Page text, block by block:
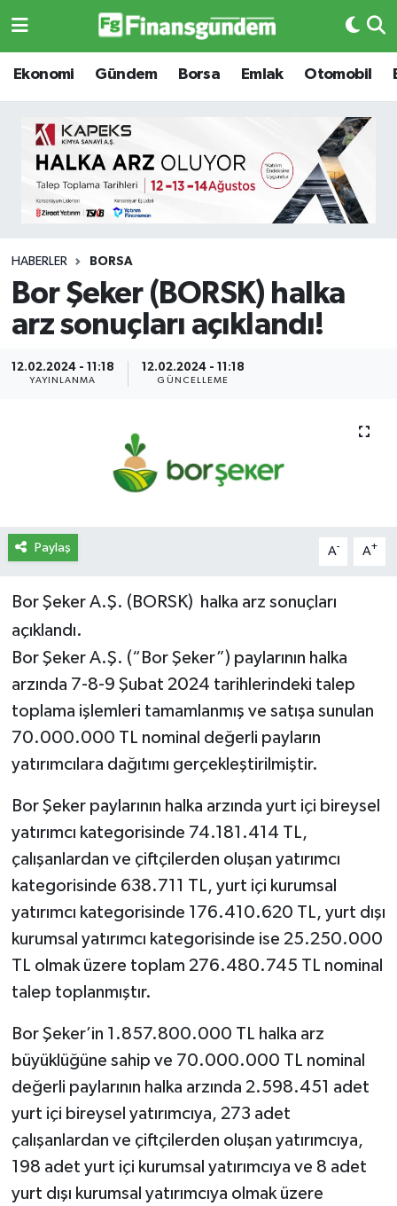
Ekonomi Gündem Borsa Emlak Otomobil
HABERLER BORSA
Bor Şeker (BORSK) halka
arz sonuçları açıklandı!
12.02.2024 - 11:18
YAYINLANMA
12.02.2024 - 11:18
GÜNCELLEME
Paylaş A- A+
Bor Şeker A.Ş. (BORSK) halka arz sonuçları
açıklandı.
Bor Şeker A.Ş. (“Bor Şeker”) paylarının halka
arzında 7-8-9 Şubat 2024 tarihlerindeki talep
toplama işlemleri tamamlanmış ve satışa sunulan
70.000.000 TL nominal değerli payların
yatırımcılara dağıtımı gerçekleştirilmiştir.
Bor Şeker paylarının halka arzında yurt içi bireysel
yatırımcı kategorisinde 74.181.414 TL,
çalışanlardan ve çiftçilerden oluşan yatırımcı
kategorisinde 638.711 TL, yurt içi kurumsal
yatırımcı kategorisinde 176.410.620 TL, yurt dışı
kurumsal yatırımcı kategorisinde ise 25.250.000
TL olmak üzere toplam 276.480.745 TL nominal
talep toplanmıştır.
Bor Şeker’in 1.857.800.000 TL halka arz
büyüklüğüne sahip ve 70.000.000 TL nominal
değerli paylarının halka arzında 2.598.451 adet
yurt içi bireysel yatırımcıya, 273 adet
çalışanlardan ve çiftçilerden oluşan yatırımcıya,
198 adet yurt içi kurumsal yatırımcıya ve 8 adet
yurt dışı kurumsal yatırımcıya olmak üzere
Ekonomi
Borsa
Emlak
Otomobil
Gizlilik Sözleşmesi
Hakkımızda
Ekonomi
Borsa
Emlak
Emtia
BITCOIN
Yapay Zeka